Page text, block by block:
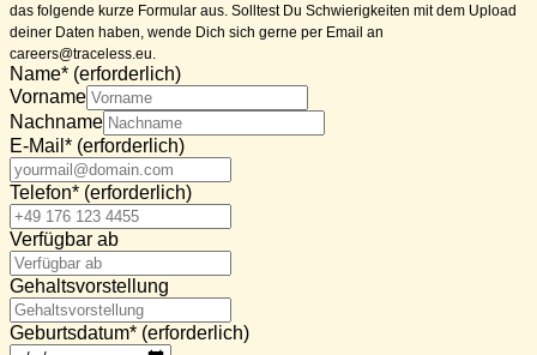
das folgende kurze Formular aus. Solltest Du Schwierigkeiten mit dem Upload
deiner Daten haben, wende Dich sich gerne per Email an
careers@traceless.eu.
Name* (erforderlich)
Vorname
Nachname
E-Mail * (erforderlich)
Telefon* (erforderlich)
Verfügbar ab
Gehaltsvorstellung
Geburtsdatum* (erforderlich)